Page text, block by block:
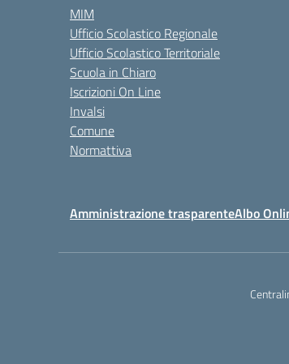
MIM
Ufficio Scolastico Regionale
Ufficio Scolastico Territoriale
Scuola in Chiaro
Iscrizioni On Line
Invalsi
Comune
Normattiva
Amministrazione trasparenteAlbo